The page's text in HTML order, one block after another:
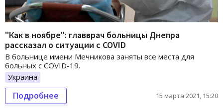
"Как в ноябре": главврач больницы Днепра
рассказал о ситуации с COVID
В больнице имени Мечникова заняты все места для
больных с COVID-19.
Украина
Подробнее 15 марта 2021, 15:20